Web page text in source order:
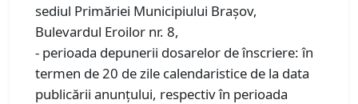
sediul Primăriei Municipiului Braşov,
Bulevardul Eroilor nr. 8,
- perioada depunerii dosarelor de înscriere: în
termen de 20 de zile calendaristice de la data
publicării anunţului, respectiv în perioada